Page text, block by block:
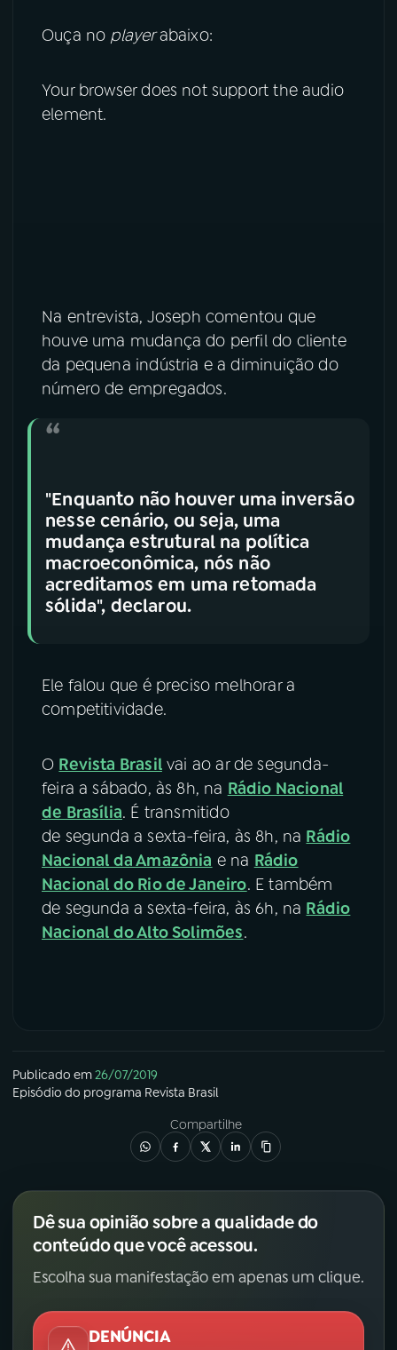
06VIDEOCASTS
07 ÚLTIMAS
TikTok
Ouça no playerabaixo:
Your browser does not support the audio
element.
Na entrevista, Joseph comentou que
houve uma mudança do perfil do cliente
da pequena indústria e a diminuição do
número de empregados.
"Enquanto não houver uma inversão
nesse cenário, ou seja, uma
mudança estrutural na política
macroeconômica, nós não
acreditamos em uma retomada
sólida", declarou.
Ele falou que é preciso melhorar a
competitividade.
O Revista Brasilvai ao ar de segunda-
feira a sábado, às 8h, na Rádio Nacional
de Brasília. É transmitido
de segunda a sexta-feira, às 8h, na Rádio
Nacional da Amazônia e na Rádio
Nacional do Rio de Janeiro. E também
de segunda a sexta-feira, às 6h, na Rádio
Nacional do Alto Solimões.
Publicado em26/07/2019
Episódio do programa Revista Brasil
Compartilhe
Dê sua opinião sobre a qualidade do
conteúdo que você acessou.
Escolha sua manifestação em apenas um clique.
DENÚNCIA